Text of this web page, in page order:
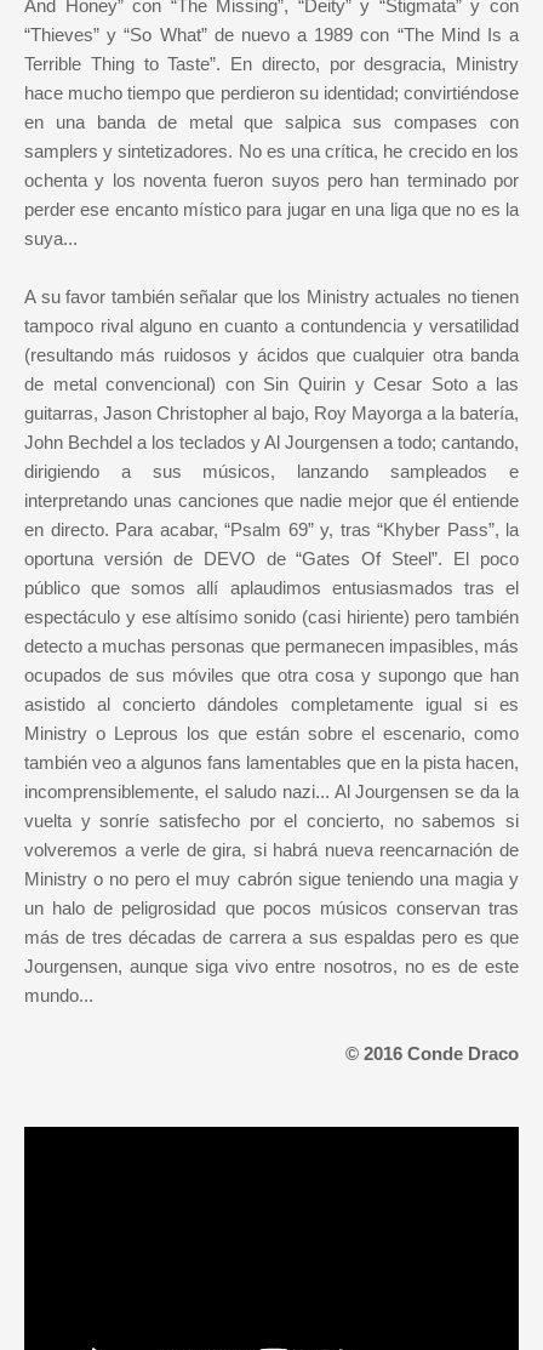
And Honey” con “The Missing”, “Deity” y “Stigmata” y con
“Thieves” y “So What” de nuevo a 1989 con “The Mind Is a
Terrible Thing to Taste”. En directo, por desgracia, Ministry
hace mucho tiempo que perdieron su identidad; convirtiéndose
en una banda de metal que salpica sus compases con
samplers y sintetizadores. No es una crítica, he crecido en los
ochenta y los noventa fueron suyos pero han terminado por
perder ese encanto místico para jugar en una liga que no es la
suya...
A su favor también señalar que los Ministry actuales no tienen
tampoco rival alguno en cuanto a contundencia y versatilidad
(resultando más ruidosos y ácidos que cualquier otra banda
de metal convencional) con Sin Quirin y Cesar Soto a las
guitarras, Jason Christopher al bajo, Roy Mayorga a la batería,
John Bechdel a los teclados y Al Jourgensen a todo; cantando,
dirigiendo a sus músicos, lanzando sampleados e
interpretando unas canciones que nadie mejor que él entiende
en directo. Para acabar, “Psalm 69” y, tras “Khyber Pass”, la
oportuna versión de DEVO de “Gates Of Steel”. El poco
público que somos allí aplaudimos entusiasmados tras el
espectáculo y ese altísimo sonido (casi hiriente) pero también
detecto a muchas personas que permanecen impasibles, más
ocupados de sus móviles que otra cosa y supongo que han
asistido al concierto dándoles completamente igual si es
Ministry o Leprous los que están sobre el escenario, como
también veo a algunos fans lamentables que en la pista hacen,
incomprensiblemente, el saludo nazi... Al Jourgensen se da la
vuelta y sonríe satisfecho por el concierto, no sabemos si
volveremos a verle de gira, si habrá nueva reencarnación de
Ministry o no pero el muy cabrón sigue teniendo una magia y
un halo de peligrosidad que pocos músicos conservan tras
más de tres décadas de carrera a sus espaldas pero es que
Jourgensen, aunque siga vivo entre nosotros, no es de este
mundo...
© 2016 Conde Draco